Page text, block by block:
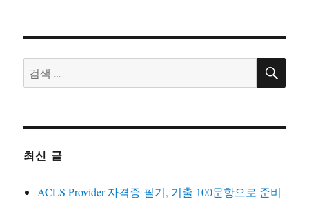
검
색:
검
최신 글
ACLS Provider 자격증 필기, 기출 100문항으로 준비